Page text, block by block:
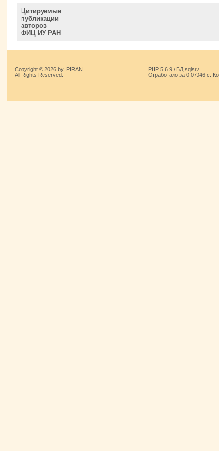
Цитируемые
публикации
авторов
ФИЦ ИУ РАН
Copyright © 2026 by IPIRAN.
All Rights Reserved.
PHP 5.6.9 / БД sqlsrv
Отработало за 0.07046 с.